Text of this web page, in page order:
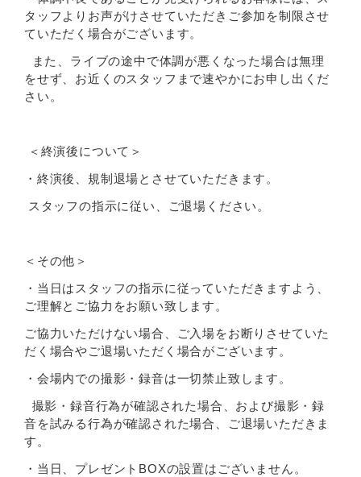
タッフよりお声がけさせていただきご参加を制限させ
ていただく場合がございます。
また、ライブの途中で体調が悪くなった場合は無理
をせず、お近くのスタッフまで速やかにお申し出くだ
さい。
＜終演後について＞
・終演後、規制退場とさせていただきます。
スタッフの指示に従い、ご退場ください。
＜その他＞
・当日はスタッフの指示に従っていただきますよう、
ご理解とご協力をお願い致します。
ご協力いただけない場合、ご入場をお断りさせていた
だく場合やご退場いただく場合がございます。
・会場内での撮影・録音は一切禁止致します。
撮影・録音行為が確認された場合、および撮影・録
音を試みる行為が確認された場合、ご退場いただきま
す。
・当日、プレゼントBOXの設置はございません。